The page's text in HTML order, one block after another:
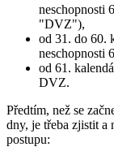
neschopnosti
"DVZ"),
od 31. do 60.
neschopnosti
od 61.
DVZ.
Předtím, než se
dny, je třeba zjistit a
postupu: